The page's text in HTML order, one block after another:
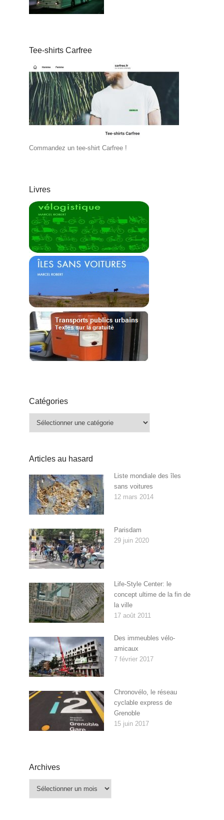
Tee-shirts Carfree
Commandez un tee-shirt Carfree !
Livres
Catégories
Catégories
Articles au hasard
Liste mondiale des îles
sans voitures
12 mars 2014
Parisdam
29 juin 2020
Life-Style Center: le
concept ultime de la fin de
la ville
17 août 2011
Des immeubles vélo-
amicaux
7 février 2017
Chronovélo, le réseau
cyclable express de
Grenoble
15 juin 2017
Archives
Archives